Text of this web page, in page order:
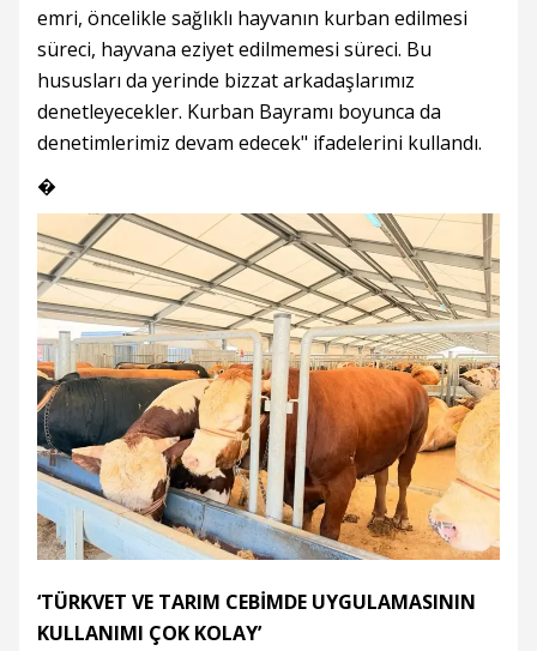
emri, öncelikle sağlıklı hayvanın kurban edilmesi
süreci, hayvana eziyet edilmemesi süreci. Bu
hususları da yerinde bizzat arkadaşlarımız
denetleyecekler. Kurban Bayramı boyunca da
denetimlerimiz devam edecek" ifadelerini kullandı.
�
‘TÜRKVET VE TARIM CEBİMDE UYGULAMASININ
KULLANIMI ÇOK KOLAY’